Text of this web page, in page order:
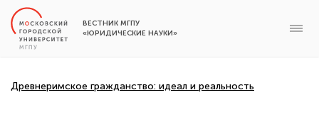
ВЕСТНИК МГПУ
«ЮРИДИЧЕСКИЕ НАУКИ»
Древнеримское гражданство: идеал и реальность